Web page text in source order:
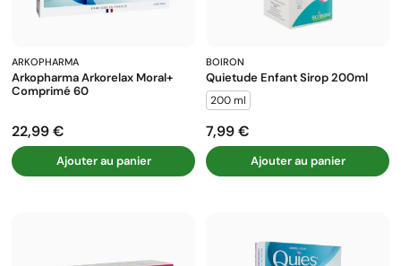
ARKOPHARMA
Arkopharma Arkorelax Moral+
Comprimé 60
Prix
22,99 €
Ajouter au panier
BOIRON
Quietude Enfant Sirop 200ml
200 ml
Prix
7,99 €
Ajouter au panier